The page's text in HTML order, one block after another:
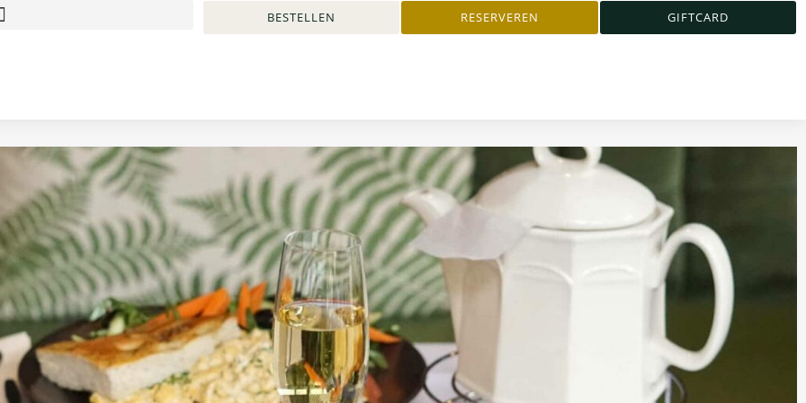
BESTELLEN RESERVEREN GIFTCARD